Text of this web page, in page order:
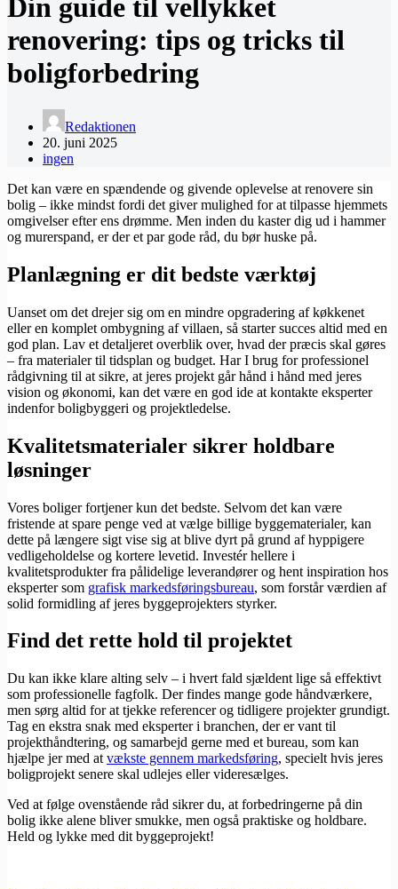
Din guide til vellykket
renovering: tips og tricks til
boligforbedring
Redaktionen
20. juni 2025
ingen
Det kan være en spændende og givende oplevelse at renovere sin
bolig – ikke mindst fordi det giver mulighed for at tilpasse hjemmets
omgivelser efter ens drømme. Men inden du kaster dig ud i hammer
og murerspand, er der et par gode råd, du bør huske på.
Planlægning er dit bedste værktøj
Uanset om det drejer sig om en mindre opgradering af køkkenet
eller en komplet ombygning af villaen, så starter succes altid med en
god plan. Lav et detaljeret overblik over, hvad der præcis skal gøres
– fra materialer til tidsplan og budget. Har I brug for professionel
rådgivning til at sikre, at jeres projekt går hånd i hånd med jeres
vision og økonomi, kan det være en god ide at kontakte eksperter
indenfor boligbyggeri og projektledelse.
Kvalitetsmaterialer sikrer holdbare
løsninger
Vores boliger fortjener kun det bedste. Selvom det kan være
fristende at spare penge ved at vælge billige byggematerialer, kan
dette på længere sigt vise sig at blive dyrt på grund af hyppigere
vedligeholdelse og kortere levetid. Investér hellere i
kvalitetsprodukter fra pålidelige leverandører og hent inspiration hos
eksperter som grafisk markedsføringsbureau, som forstår værdien af
solid formidling af jeres byggeprojekters styrker.
Find det rette hold til projektet
Du kan ikke klare alting selv – i hvert fald sjældent lige så effektivt
som professionelle fagfolk. Der findes mange gode håndværkere,
men sørg altid for at tjekke referencer og tidligere projekter grundigt.
Tag en ekstra snak med eksperter i branchen, der er vant til
projekthåndtering, og samarbejd gerne med et bureau, som kan
hjælpe jer med at vækste gennem markedsføring, specielt hvis jeres
boligprojekt senere skal udlejes eller videresælges.
Ved at følge ovenstående råd sikrer du, at forbedringerne på din
bolig ikke alene bliver smukke, men også praktiske og holdbare.
Held og lykke med dit byggeprojekt!